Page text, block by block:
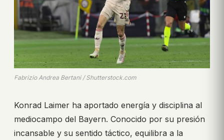
Fabrizio Andrea Bertani / Shutterstock.com
Konrad Laimer ha aportado energía y disciplina al
mediocampo del Bayern. Conocido por su presión
incansable y su sentido táctico, equilibra a la